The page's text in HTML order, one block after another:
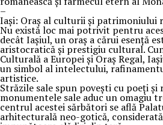
–
Iași: Oraș al culturii și patrimoniului
Nu există loc mai potrivit pentru
decât Iașiul, un oraș a cărui esență
aristocratică și prestigiu cultural.
Culturală a Europei și Oraș Regal,
un simbol al intelectului,
artistice.
Străzile sale spun povești cu poeți și
monumentele sale aduc un omagiu
centrul acestei sărbători se află
arhitecturală neo-gotică,